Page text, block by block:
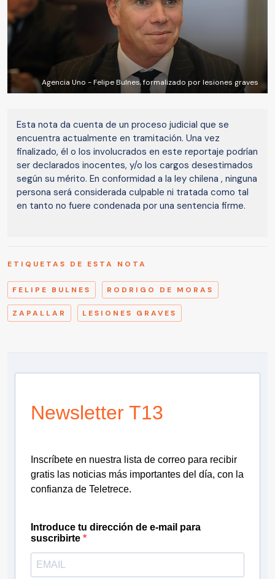
Agencia Uno - Felipe Bulnes, formalizado por lesiones graves
Esta nota da cuenta de un proceso judicial que se
encuentra actualmente en tramitación. Una vez
finalizado, él o los involucrados en este reportaje podrían
ser declarados inocentes, y/o los cargos desestimados
según su mérito. En conformidad a la ley chilena , ninguna
persona será considerada culpable ni tratada como tal
en tanto no fuere condenada por una sentencia firme.
ETIQUETAS DE ESTA NOTA
FELIPE BULNES RODRIGO DE MORAS
ZAPALLAR LESIONES GRAVES
Newsletter T13
Inscríbete en nuestra lista de correo para recibir
gratis las noticias más importantes del día, con la
confianza de Teletrece.
Introduce tu dirección de e-mail para
suscribirte